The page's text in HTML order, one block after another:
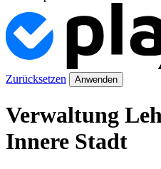
Zurücksetzen Anwenden
Verwaltung
Innere Stadt